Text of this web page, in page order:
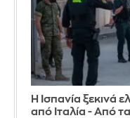
Η Ισπανία ξεκινά
από Ιταλία - Από